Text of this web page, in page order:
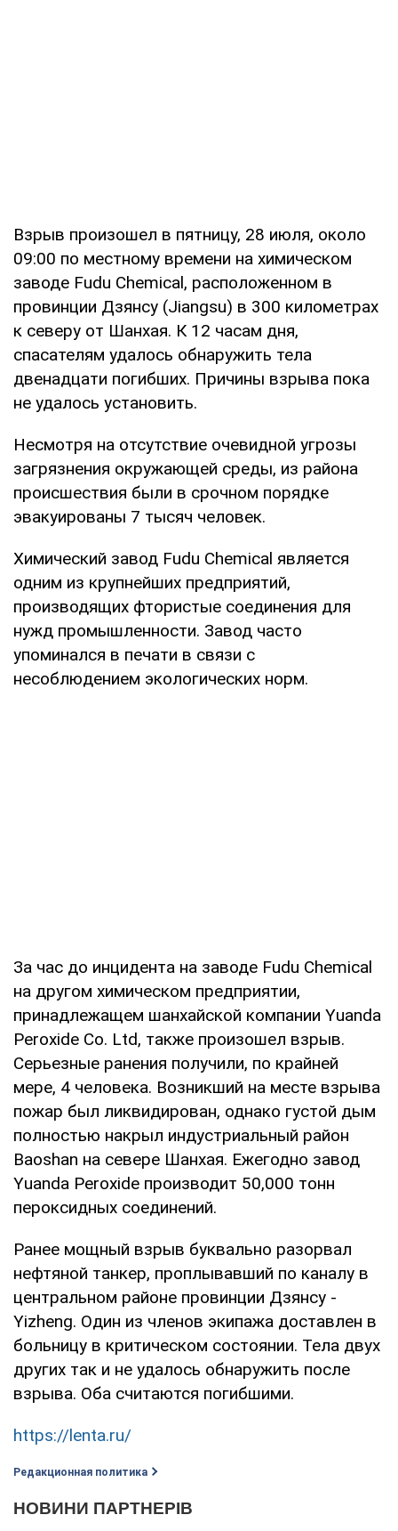
Взрыв произошел в пятницу, 28 июля, около
09:00 по местному времени на химическом
заводе Fudu Chemical, расположенном в
провинции Дзянсу (Jiangsu) в 300 километрах
к северу от Шанхая. К 12 часам дня,
спасателям удалось обнаружить тела
двенадцати погибших. Причины взрыва пока
не удалось установить.
Несмотря на отсутствие очевидной угрозы
загрязнения окружающей среды, из района
происшествия были в срочном порядке
эвакуированы 7 тысяч человек.
Химический завод Fudu Chemical является
одним из крупнейших предприятий,
производящих фтористые соединения для
нужд промышленности. Завод часто
упоминался в печати в связи с
несоблюдением экологических норм.
За час до инцидента на заводе Fudu Chemical
на другом химическом предприятии,
принадлежащем шанхайской компании Yuanda
Peroxide Co. Ltd, также произошел взрыв.
Серьезные ранения получили, по крайней
мере, 4 человека. Возникший на месте взрыва
пожар был ликвидирован, однако густой дым
полностью накрыл индустриальный район
Baoshan на севере Шанхая. Ежегодно завод
Yuanda Peroxide производит 50,000 тонн
пероксидных соединений.
Ранее мощный взрыв буквально разорвал
нефтяной танкер, проплывавший по каналу в
центральном районе провинции Дзянсу -
Yizheng. Один из членов экипажа доставлен в
больницу в критическом состоянии. Тела двух
других так и не удалось обнаружить после
взрыва. Оба считаются погибшими.
https://lenta.ru/
Редакционная политика